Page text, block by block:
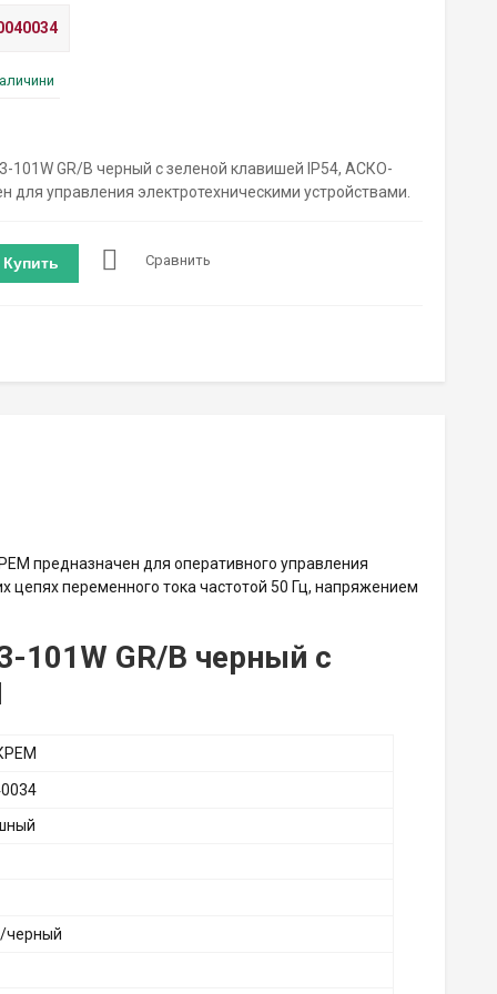
101W GR/B черный с зеленой клавишей IP54, АСКО-
для управления электротехническими устройствами.
Купить Сравнить
предназначен для оперативного управления
цепях переменного тока частотой 50 Гц, напряжением
101W GR/B черный с
черный